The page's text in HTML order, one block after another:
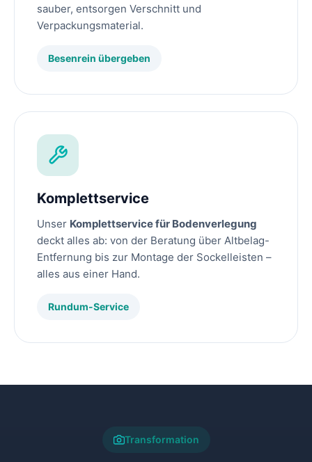
sauber, entsorgen Verschnitt und
Verpackungsmaterial.
Besenrein übergeben
Komplettservice
Unser Komplettservice für Bodenverlegung
deckt alles ab: von der Beratung über Altbelag-
Entfernung bis zur Montage der Sockelleisten –
alles aus einer Hand.
Rundum-Service
Transformation